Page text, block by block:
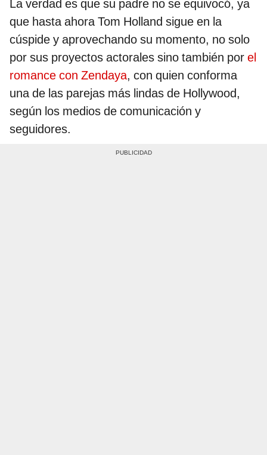
La verdad es que su padre no se equivocó, ya
que hasta ahora Tom Holland sigue en la
cúspide y aprovechando su momento, no solo
por sus proyectos actorales sino también por el
romance con Zendaya, con quien conforma
una de las parejas más lindas de Hollywood,
según los medios de comunicación y
seguidores.